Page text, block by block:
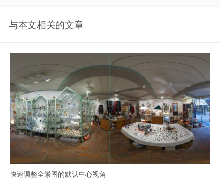
与本文相关的文章
快速调整全景图的默认中心视角